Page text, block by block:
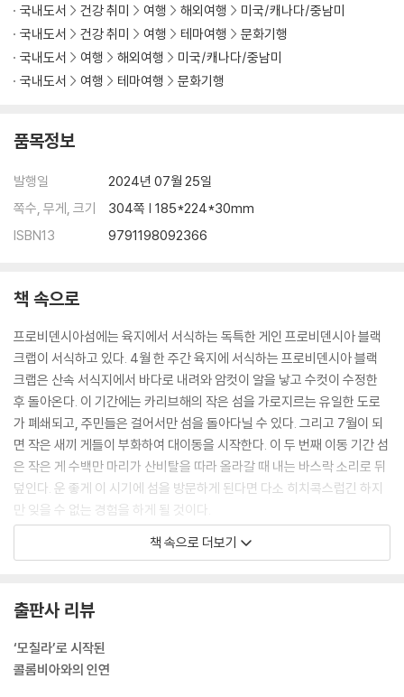
에티켓
시간관념
문화적 산코초(Sancocho)
축구와 투우
감사의 말
국내도서 건강 취미 여행 해외여행
미국/캐나다/중남미
국내도서
건강 취미 여행 테마여행
문화기행
국내도서
여행 해외여행
미국/캐나다/중남미
국내도서
여행 테마여행 문화기행
품목정보
발행일
2024년 07월 25일
쪽수, 무게, 크기
304쪽 | 185*224*30mm
ISBN13
9791198092366
책 속으로
프로비덴시아섬에는 육지에서 서식하는 독특한 게인 프로비덴시아 블랙
크랩이 서식하고 있다. 4월 한 주간 육지에 서식하는 프로비덴시아 블랙
크랩은 산속 서식지에서 바다로 내려와 암컷이 알을 낳고 수컷이 수정한
후 돌아온다. 이 기간에는 카리브해의 작은 섬을 가로지르는 유일한 도로
가 폐쇄되고, 주민들은 걸어서만 섬을 돌아다닐 수 있다. 그리고 7월이 되
면 작은 새끼 게들이 부화하여 대이동을 시작한다. 이 두 번째 이동 기간 섬
은 작은 게 수백만 마리가 산비탈을 따라 올라갈 때 내는 바스락 소리로 뒤
덮인다. 운 좋게 이 시기에 섬을 방문하게 된다면 다소 히치콕스럽긴 하지
만 잊을 수 없는 경험을 하게 될 것이다.
--- 「세계에서 두 번째로 생물다양성이 높은 나라」 중에서
지명권을 포함한 모든 정치적 권한을 포기하겠다는 서한을 의회에 보냈다.
그는 거액의 연금을 평생 지급하겠다는 의회의 제안도 거절했다. 결핵으로
고통받던 볼리바르는 뒤늦게 산타 마르타의 한 별장에서 칩거를 시작했지
책 속으로 더보기
출판사 리뷰
‘모칠라’로 시작된
콜롬비아와의 인연